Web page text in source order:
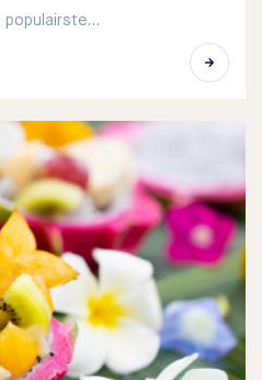
populairste…